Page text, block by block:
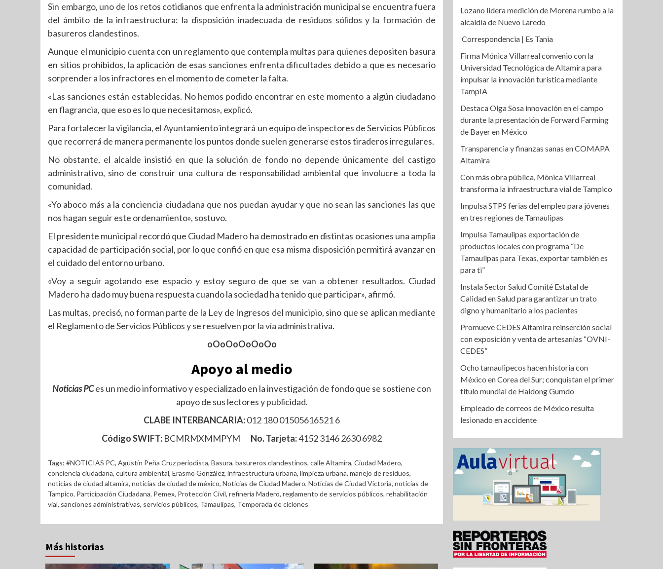
Sin embargo, uno de los retos cotidianos que enfrenta la administración municipal se encuentra fuera
del ámbito de la infraestructura: la disposición inadecuada de residuos sólidos y la formación de
basureros clandestinos.
Aunque el municipio cuenta con un reglamento que contempla multas para quienes depositen basura
en sitios prohibidos, la aplicación de esas sanciones enfrenta dificultades debido a que es necesario
sorprender a los infractores en el momento de cometer la falta.
«Las sanciones están establecidas. No hemos podido encontrar en este momento a algún ciudadano
en flagrancia, que eso es lo que necesitamos», explicó.
Para fortalecer la vigilancia, el Ayuntamiento integrará un equipo de inspectores de Servicios Públicos
que recorrerá de manera permanente los puntos donde suelen generarse estos tiraderos irregulares.
No obstante, el alcalde insistió en que la solución de fondo no depende únicamente del castigo
administrativo, sino de construir una cultura de responsabilidad ambiental que involucre a toda la
comunidad.
«Yo aboco más a la conciencia ciudadana que nos puedan ayudar y que no sean las sanciones las que
nos hagan seguir este ordenamiento», sostuvo.
El presidente municipal recordó que Ciudad Madero ha demostrado en distintas ocasiones una amplia
capacidad de participación social, por lo que confió en que esa misma disposición permitirá avanzar en
el cuidado del entorno urbano.
«Voy a seguir agotando ese espacio y estoy seguro de que se van a obtener resultados. Ciudad
Madero ha dado muy buena respuesta cuando la sociedad ha tenido que participar», afirmó.
Las multas, precisó, no forman parte de la Ley de Ingresos del municipio, sino que se aplican mediante
el Reglamento de Servicios Públicos y se resuelven por la vía administrativa.
oOoOoOoOoOo
Apoyo al medio
Noticias PCes un medio informativo y especializado en la investigación de fondo que se sostiene con
apoyo de sus lectores y publicidad.
CLABE INTERBANCARIA:012 180 01505616521 6
Código SWIFT: BCMRMXMMPYM No. Tarjeta:4152 3146 2630 6982
Tags: #NOTICIAS PC, Agustín Peña Cruz periodista, Basura, basureros clandestinos, calle Altamira, Ciudad Madero,
conciencia ciudadana, cultura ambiental, Erasmo González, infraestructura urbana, limpieza urbana, manejo de residuos,
noticias de ciudad altamira, noticias de ciudad de méxico, Noticias de Ciudad Madero, Noticias de Ciudad Victoria, noticias de
Tampico, Participación Ciudadana, Pemex, Protección Civil, refinería Madero, reglamento de servicios públicos, rehabilitación
vial, sanciones administrativas, servicios públicos, Tamaulipas, Temporada de ciclones
Más historias
Lozano lidera medición de Morena rumbo a la
alcaldía de Nuevo Laredo
Correspondencia | Es Tania
Firma Mónica Villarreal convenio con la
Universidad Tecnológica de Altamira para
impulsar la innovación turística mediante
TampIA
Destaca Olga Sosa innovación en el campo
durante la presentación de Forward Farming
de Bayer en México
Transparencia y finanzas sanas en COMAPA
Altamira
Con más obra pública, Mónica Villarreal
transforma la infraestructura vial de Tampico
Impulsa STPS ferias del empleo para jóvenes
en tres regiones de Tamaulipas
Impulsa Tamaulipas exportación de
productos locales con programa “De
Tamaulipas para Texas, exportar también es
para ti”
Instala Sector Salud Comité Estatal de
Calidad en Salud para garantizar un trato
digno y humanitario a los pacientes
Promueve CEDES Altamira reinserción social
con exposición y venta de artesanías “OVNI-
CEDES”
Ocho tamaulipecos hacen historia con
México en Corea del Sur; conquistan el primer
título mundial de Haidong Gumdo
Empleado de correos de México resulta
lesionado en accidente